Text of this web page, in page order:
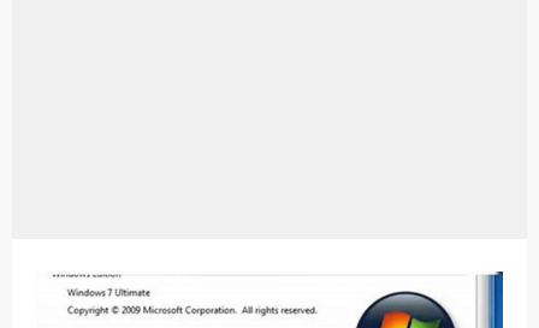
Bitcoin Miner Android: Apa Itu Dan Bagaimana Cara Menggunakannya